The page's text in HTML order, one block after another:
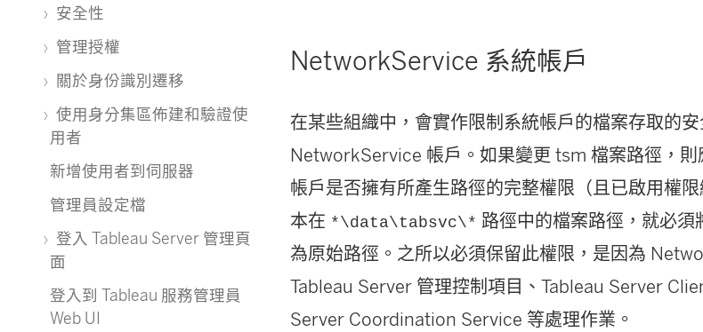
安全性
管理授權
關於身份識別遷移
使用身分集區佈建和驗證使
用者
新增使用者到伺服器
管理員設定檔
登入 Tableau Server 管理頁
面
登入到 Tableau 服務管理員
Web UI
NetworkService 系統帳戶
在某些組織中，會實作限制系統帳戶的檔案存取的
NetworkService 帳戶。如果變更 tsm 檔案路徑，
帳戶是否擁有所產生路徑的完整權限（且已啟用權
本在 *\data\tabsvc\* 路徑中的檔案路徑，就必
為原始路徑。之所以必須保留此權限，是因為
Tableau Server 管理控制項目、Tableau Server
Server Coordination Service 等處理作業。